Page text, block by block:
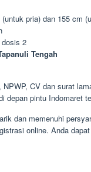
pria) dan 155 cm
2
Tengah
CV dan surat
depan pintu Indomaret
dan memenuhi
online. Anda